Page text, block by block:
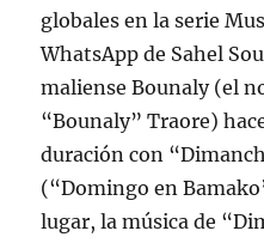
globales en la serie
WhatsApp de Sahel
maliense Bounaly (el
“Bounaly” Traore)
duración con
(“Domingo en
lugar, la música de